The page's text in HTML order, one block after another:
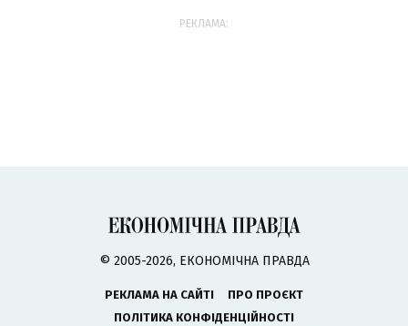
РЕКЛАМА:
© 2005-2026, ЕКОНОМІЧНА ПРАВДА
РЕКЛАМА НА САЙТІ
ПРО ПРОЄКТ
ПОЛІТИКА КОНФІДЕНЦІЙНОСТІ